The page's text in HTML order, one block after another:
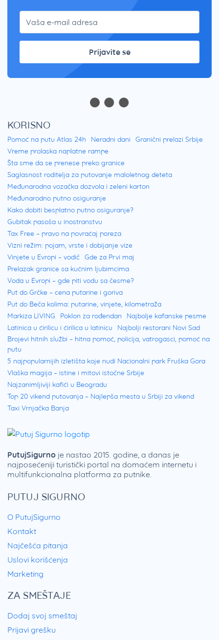
Prijavite se
KORISNO
Pomoć na putu Atlas 24h Neradni dani
Granični prelazi Srbije
Vreme prolaska naplatne rampe
Šta sme da se prenese preko granice
Saglasnost roditelja za putovanje maloletnog deteta
Međunarodna vozačka dozvola i zeleni karton
Međunarodno putno osiguranje
Kako dobiti besplatno putno osiguranje?
Gubitak pasoša u inostranstvu
Tax Free – pravo na povraćaj poreza
Vizni režim: pojam, vrste i dobijanje vize
Vinjete u Evropi – vodič Gde za Prvi maj
Prelazak granice sa kućnim ljubimcima
Voda u Evropi – gde piti vodu sa česme?
Put do Grčke – cena putarine i goriva
Put do Beča kolima: putarine, vinjete, kilometraža
Markiza LIVING
Poklon za rođendan
Najbolje kafanske pesme
Latinica u ćirilicu i ćirilica u latinicu
Najbolji restorani Novi Sad
Brojevi hitnih službi – hitna pomoć, policija, vatrogasci, pomoć na
putu
5 najpopularnijih izletišta koje nudi Nacionalni park Fruška Gora
Vlaška magija – istine i mitovi istočne Srbije
Najzanimljiviji kafići u Beogradu
Top 20 vikend putovanja – Najlepša mesta u Srbiji za vikend
Taxi Vrnjačka Banja
PUTUJ SIGURNO
O PutujSigurno
Kontakt
Najčešća pitanja
Uslovi korišćenja
Marketing
ZA SMEŠTAJE
Dodaj svoj smeštaj
Prijavi grešku
PutujSigurno je nastao 2015. godine, a danas je
najposećeniji turistički portal na domaćem internetu i
multifunkcionalna platforma za putnike.